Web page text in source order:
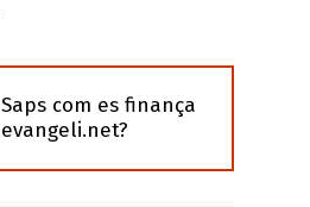
Saps com es finança
evangeli.net?